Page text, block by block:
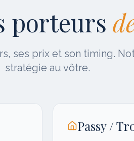
porteurs
ses prix et son timing.
stratégie au vôtre.
Passy /